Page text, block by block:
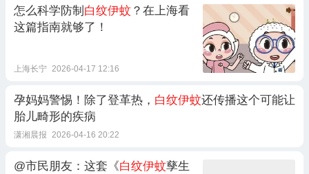
怎么科学防制 白纹伊蚊 ？在上海看
这篇指南就够了！
上海长宁 2026-04-17 12:16
孕妈妈警惕！除了登革热， 白纹伊蚊还传播这个可能让
胎儿畸形的疾病
潇湘晨报 2026-04-16 20:22
@市民朋友：这套《白纹伊蚊孳生